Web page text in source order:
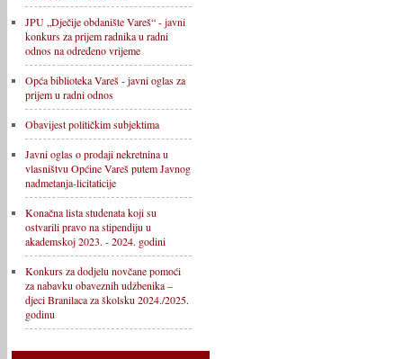
JPU „Dječije obdanište Vareš“ - javni
konkurs za prijem radnika u radni
odnos na određeno vrijeme
Opća biblioteka Vareš - javni oglas za
prijem u radni odnos
Obavijest političkim subjektima
Javni oglas o prodaji nekretnina u
vlasništvu Općine Vareš putem Javnog
nadmetanja-licitaticije
Konačna lista studenata koji su
ostvarili pravo na stipendiju u
akademskoj 2023. - 2024. godini
Konkurs za dodjelu novčane pomoći
za nabavku obaveznih udžbenika –
djeci Branilaca za školsku 2024./2025.
godinu